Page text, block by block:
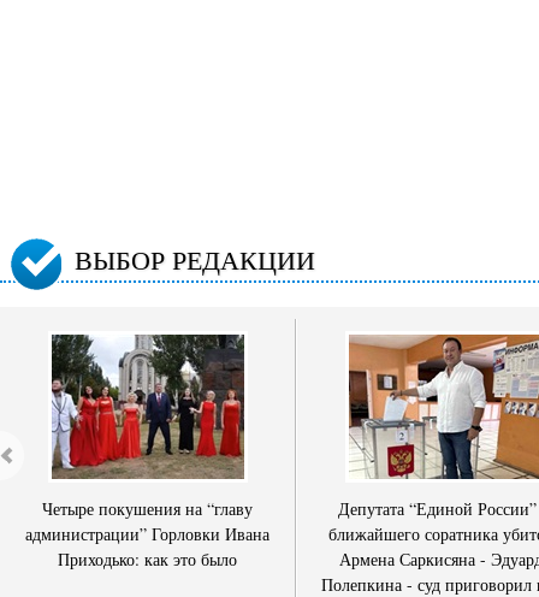
ВЫБОР РЕДАКЦИИ
Четыре покушения на “главу
администрации” Горловки Ивана
Приходько: как это было
Депутата “Единой
ближайшего соратника
Армена Саркисяна -
Полепкина - суд приговорил